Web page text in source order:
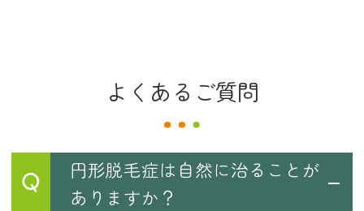
よくあるご質問
Q
円形脱毛症は自然に治ることが
ありますか？